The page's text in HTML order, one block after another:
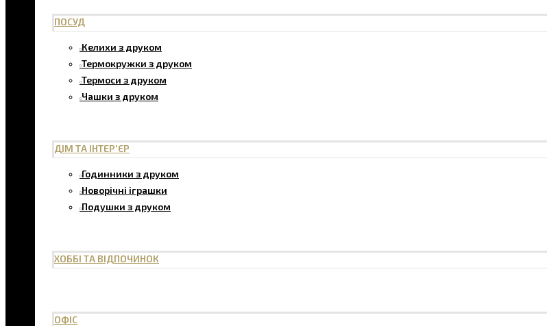
ПОСУД
Келихи з друком
Термокружки з друком
Термоси з друком
Чашки з друком
ДІМ ТА ІНТЕР'ЄР
Годинники з друком
Новорічні іграшки
Подушки з друком
ХОББІ ТА ВІДПОЧИНОК
ОФІС